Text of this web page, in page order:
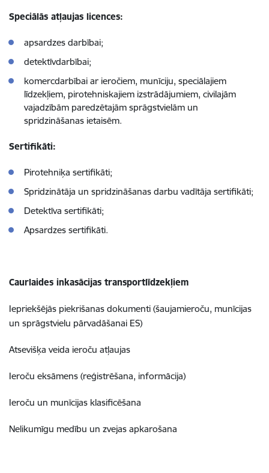
Speciālās atļaujas licences:
apsardzes darbībai;
detektīvdarbībai;
komercdarbībai ar ieročiem, munīciju, speciālajiem
līdzekļiem, pirotehniskajiem izstrādājumiem, civilajām
vajadzībām paredzētajām sprāgstvielām un
spridzināšanas ietaisēm.
Sertifikāti:
Pirotehniķa sertifikāti;
Spridzinātāja un spridzināšanas darbu vadītāja sertifikāti;
Detektīva sertifikāti;
Apsardzes sertifikāti.
Caurlaides inkasācijas transportlīdzekļiem
Iepriekšējās piekrišanas dokumenti (šaujamieroču, munīcijas
un sprāgstvielu pārvadāšanai ES)
Atsevišķa veida ieroču atļaujas
Ieroču eksāmens (reģistrēšana, informācija)
Ieroču un munīcijas klasificēšana
Nelikumīgu medību un zvejas apkarošana